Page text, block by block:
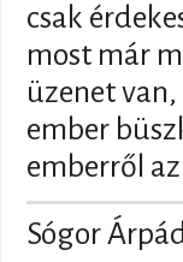
csak
most már
üzenet
ember
emberről
Sógor